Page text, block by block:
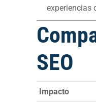
experiencias
SEO
Impacto